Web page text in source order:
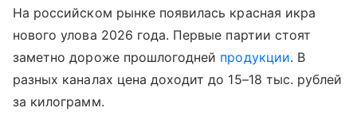
На российском рынке появилась красная икра
нового улова 2026 года. Первые партии стоят
заметно дороже прошлогодней продукции. В
разных каналах цена доходит до 15–18 тыс. рублей
за килограмм.